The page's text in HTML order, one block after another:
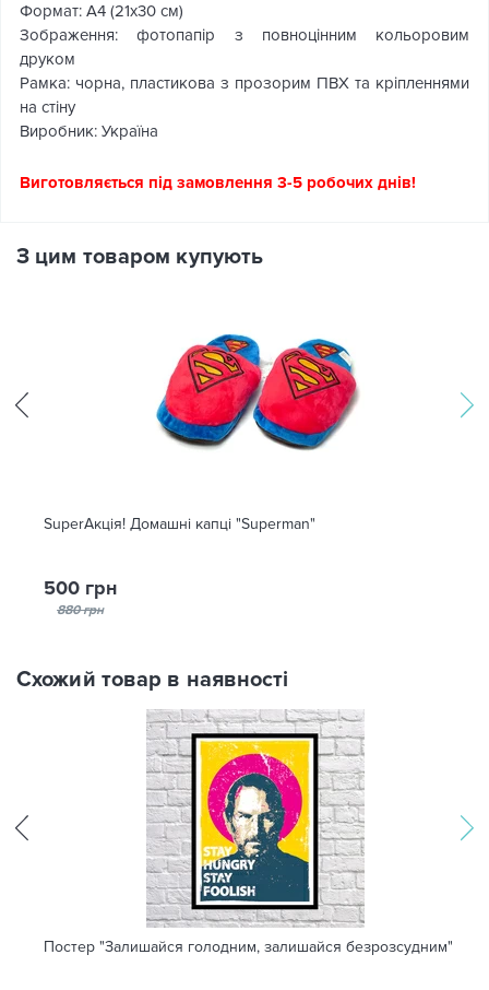
Формат: А4 (21х30 см)
Зображення: фотопапір з повноцінним кольоровим
друком
Рамка: чорна, пластикова з прозорим ПВХ та кріпленнями
на стіну
Виробник: Україна
Виготовляється під замовлення 3-5 робочих днів!
З цим товаром купують
SuperАкція! Домашні капці "Superman"
500 грн
880 грн
Схожий товар в наявності
Постер "Залишайся голодним, залишайся безрозсудним"